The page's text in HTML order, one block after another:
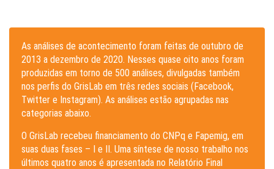
As análises de acontecimento foram feitas de outubro de
2013 a dezembro de 2020. Nesses quase oito anos foram
produzidas em torno de 500 análises, divulgadas também
nos perfis do GrisLab em três redes sociais (Facebook,
Twitter e Instagram). As análises estão agrupadas nas
categorias abaixo.
O GrisLab recebeu financiamento do CNPq e Fapemig, em
suas duas fases – I e II. Uma síntese de nosso trabalho nos
últimos quatro anos é apresentada no Relatório Final